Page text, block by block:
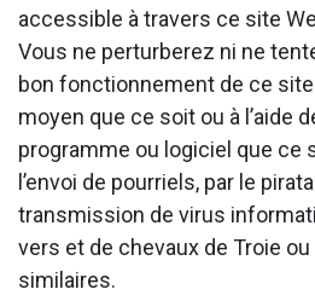
accessible à travers ce site
Vous ne perturberez ni ne
bon fonctionnement de ce
moyen que ce soit ou à l’aide
programme ou logiciel que ce
l’envoi de pourriels, par le
transmission de virus
vers et de chevaux de Troie
similaires.